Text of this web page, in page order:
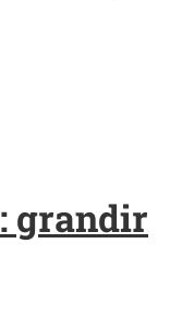
grandir